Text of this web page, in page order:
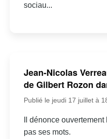
sociau...
Jean-Nicolas
de Gilbert Rozon
Publié le jeudi 17 juillet à
Il dénonce
pas ses mots.